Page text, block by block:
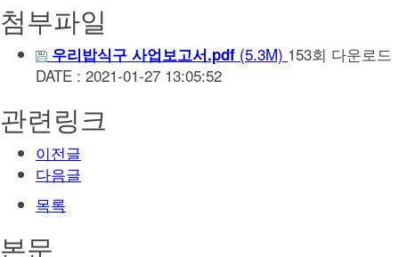
첨부파일
우리밥식구 사업보고서.pdf (5.3M) 153회 다운로드
DATE : 2021-01-27 13:05:52
관련링크
이전글
다음글
목록
본문